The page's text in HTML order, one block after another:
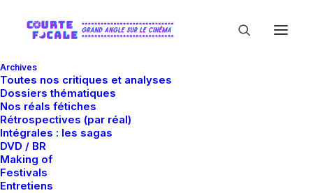
Archives
Toutes nos critiques et analyses
Dossiers thématiques
Nos réals fétiches
Rétrospectives (par réal)
Intégrales : les sagas
DVD / BR
Making of
Festivals
Entretiens